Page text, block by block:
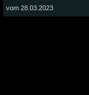
vom 28.03.2023